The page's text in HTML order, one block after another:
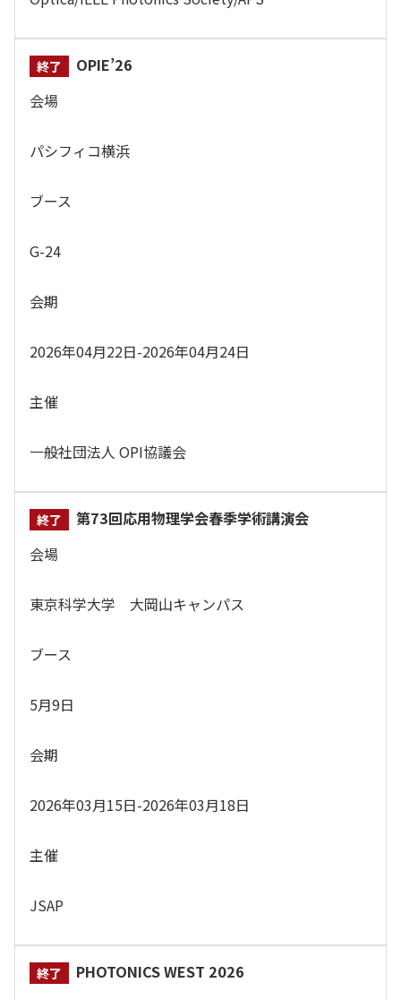
OPIE’26
会場
パシフィコ横浜
ブース
G-24
会期
2026年04月22日-2026年04月24日
主催
一般社団法人 OPI協議会
第73回応用物理学会春季学術講演会
会場
東京科学大学 大岡山キャンパス
ブース
5月9日
会期
2026年03月15日-2026年03月18日
主催
JSAP
PHOTONICS WEST 2026